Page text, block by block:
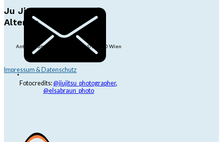
Ju Jitsu Ryu Tsunami
Alterlaa
Anton-Baumgartner-Str. 44/B8/01, 1230 Wien
Impressum & Datenschutz
Fotocredits:@jiujitsu_photographer,
@elsabraun_photo